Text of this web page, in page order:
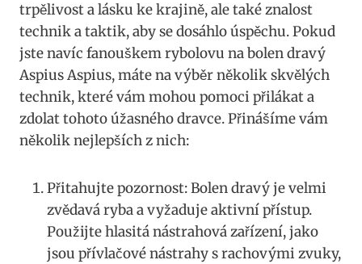
trpělivost a lásku ke krajině, ale také znalost
technik a taktik, aby se dosáhlo⁤ úspěchu. Pokud
jste ⁢navíc fanouškem rybolovu na bolen dravý
⁤Aspius Aspius, máte na výběr několik skvělých
technik, které vám mohou pomoci​ přilákat a
zdolat tohoto úžasného dravce. Přinášíme vám
několik nejlepších​ z nich:
Přitahujte pozornost: ⁢Bolen⁢ dravý je velmi⁣
zvědavá ryba a vyžaduje aktivní přístup.
Použijte hlasitá nástrahová zařízení, jako
jsou přívlačové nástrahy s rachovými zvuky,